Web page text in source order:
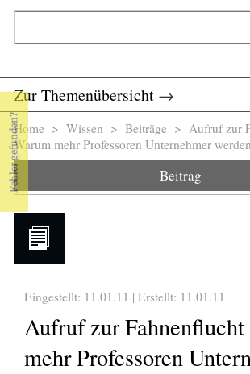
Zur Themenübersicht →
Sie sind hier
Home > Wissen > Beiträge > Aufruf zur
Warum mehr Professoren Unternehmer
Beitrag
Eingestellt: 11.01.11 | Erstellt: 11.01.11
Aufruf zur
mehr Professoren